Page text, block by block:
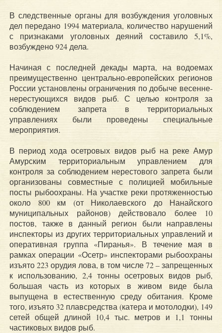
В следственные органы для возбуждения уголовных
дел передано 1994 материала, количество нарушений
с признаками уголовных деяний составило 5,1%,
возбуждено 924 дела.
Начиная с последней декады марта, на водоемах
преимущественно центрально-европейских регионов
России установлены ограничения по добыче весенне-
нерестующихся видов рыб. С целью контроля за
соблюдением запрета в территориальных
управлениях были проведены специальные
мероприятия.
В период хода осетровых видов рыб на реке Амур
Амурским территориальным управлением для
контроля за соблюдением нерестового запрета были
организованы совместные с полицией мобильные
посты рыбоохраны. На участке реки протяженностью
около 800 км (от Николаевского до Нанайского
муниципальных районов) действовало более 10
постов, также в данный регион были направлены
инспекторы из других территориальных управлений и
оперативная группа «Пиранья». В течение мая в
рамках операции «Осетр» инспекторами рыбоохраны
изъято 223 орудия лова, в том числе 72 – запрещенных
к использованию, 2,4 тонны осетровых видов рыб,
большая часть из которых в живом виде была
выпущена в естественную среду обитания. Кроме
того, изъято 32 плавсредства (катера и мотолодки), 149
сетей общей длиной 10,4 тыс. метров и 1,1 тонны
частиковых видов рыб.